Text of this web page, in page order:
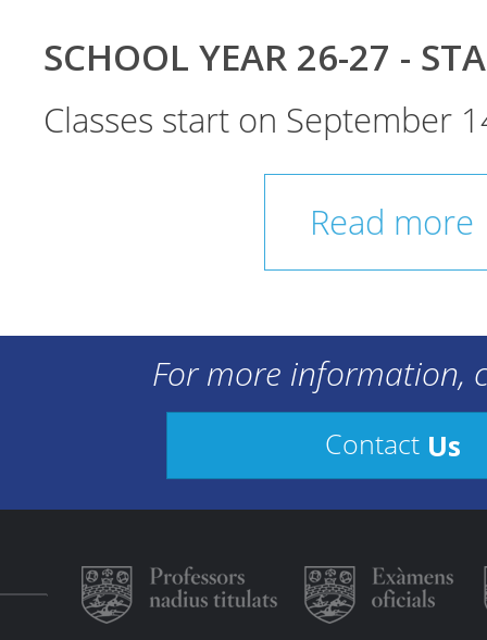
SCHOOL YEAR 26-27 -
Classes start on September
Read more
For more information,
Contact Us